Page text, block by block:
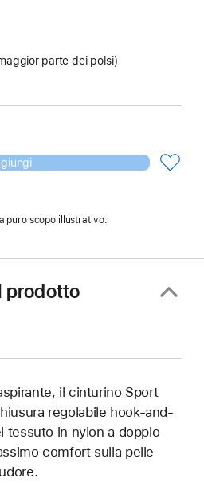
parte dei polsi)
puro scopo illustrativo.
prodotto
il cinturino Sport
regolabile hook-and-
tessuto in nylon a doppio
comfort sulla pelle